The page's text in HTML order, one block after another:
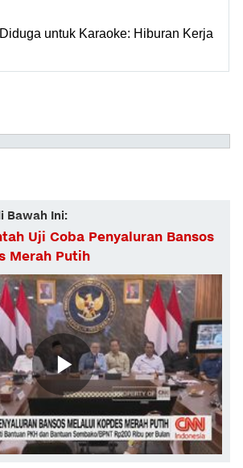
untuk Karaoke: Hiburan Kerja
Bawah Ini:
Uji Coba Penyaluran Bansos
Merah Putih